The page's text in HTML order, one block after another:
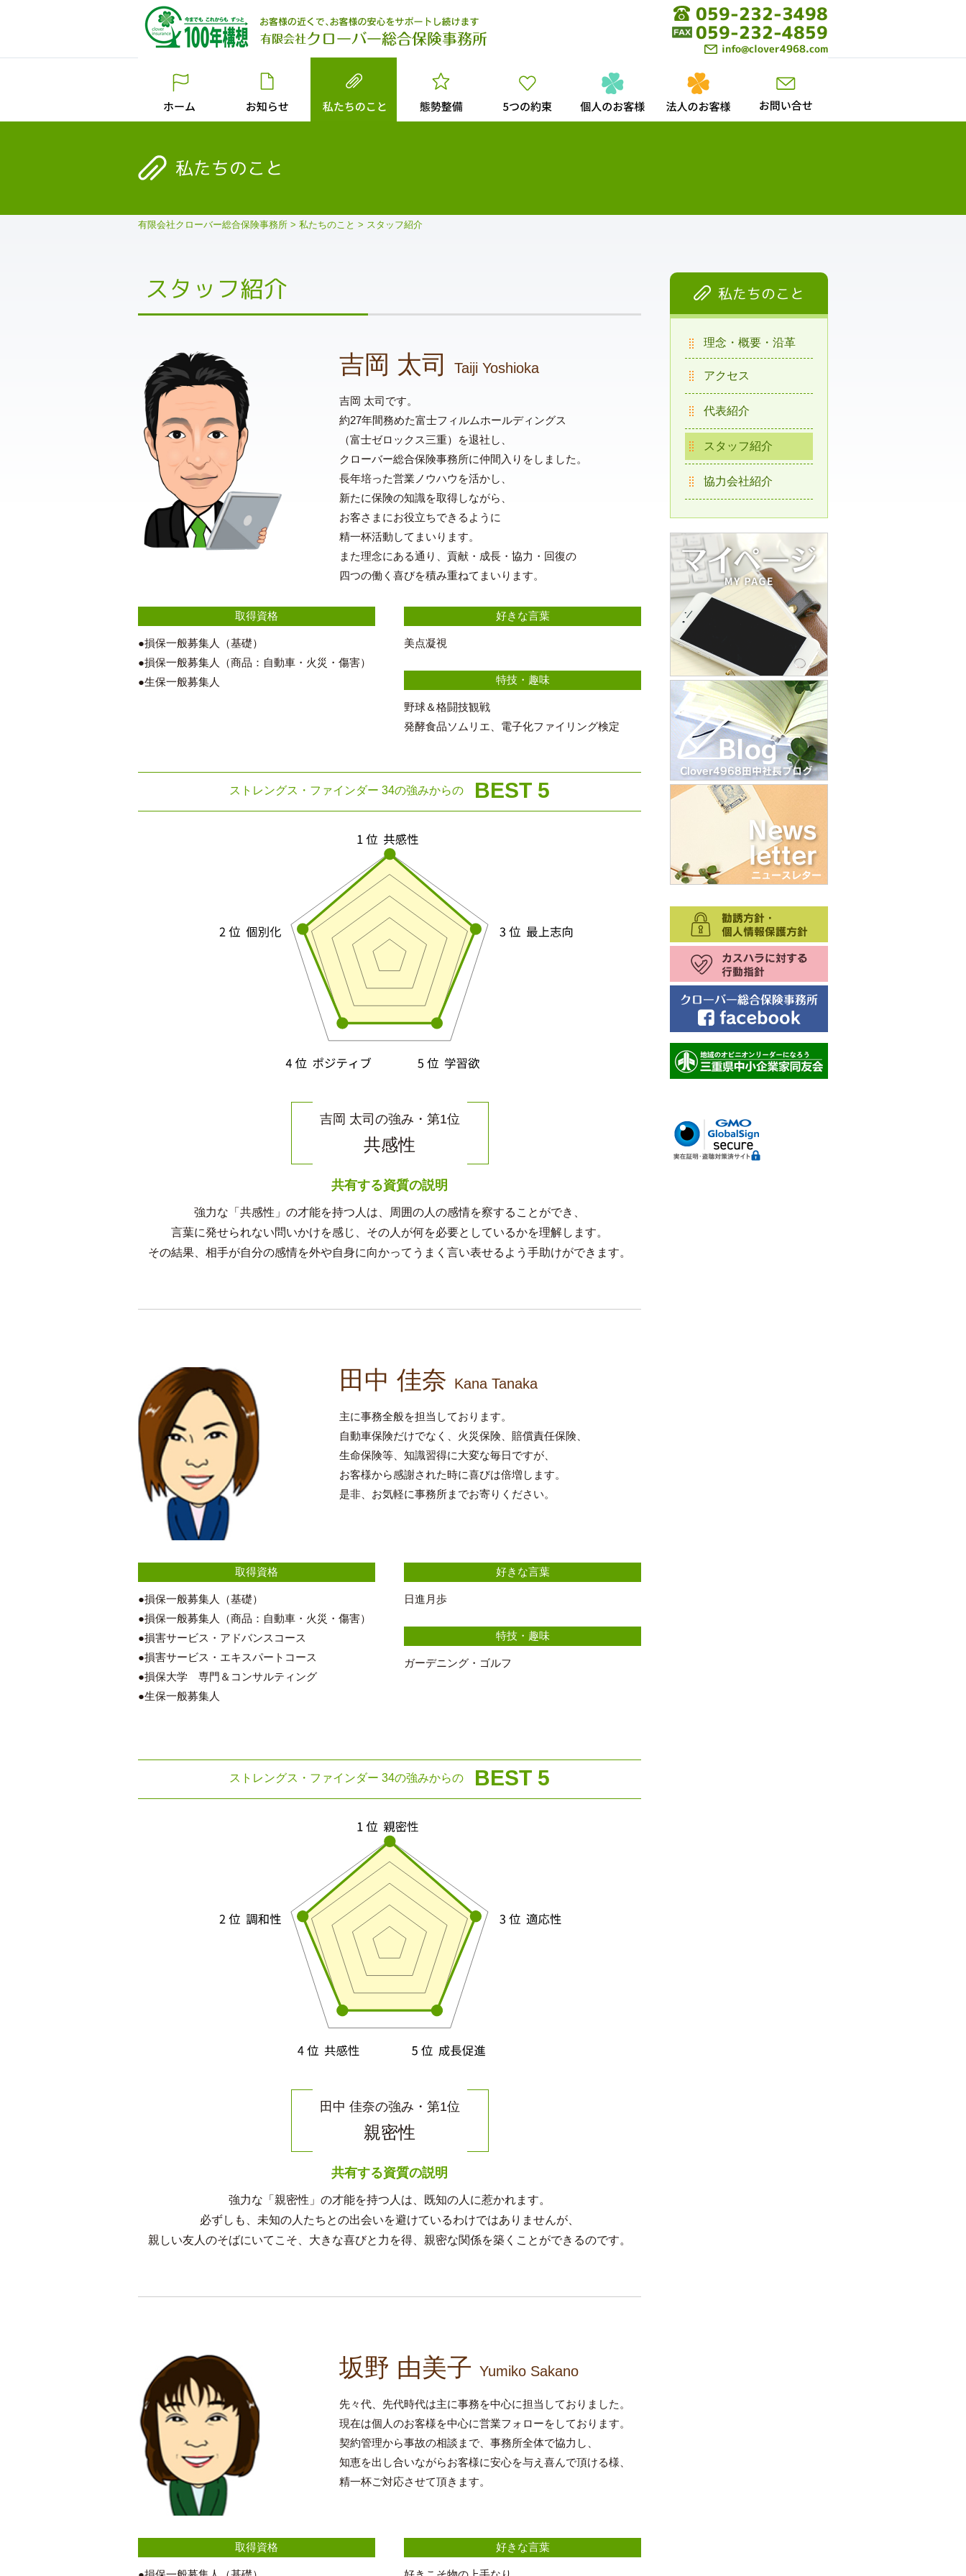
059-232-3498
059-232-4859
info@clover4968.com
私たちのこと
有限会社クローバー総合保険事務所 > 私たちのこと > スタッフ紹介
スタッフ紹介
吉岡 太司 Taiji Yoshioka
吉岡 太司です。
約27年間務めた富士フィルムホールディングス
（富士ゼロックス三重）を退社し、
クローバー総合保険事務所に仲間入りをしました。
長年培った営業ノウハウを活かし、
新たに保険の知識を取得しながら、
お客さまにお役立ちできるように
精一杯活動してまいります。
また理念にある通り、貢献・成長・協力・回復の
四つの働く喜びを積み重ねてまいります。
取得資格
●損保一般募集人（基礎）
●損保一般募集人（商品：自動車・火災・傷害）
●生保一般募集人
好きな言葉
美点凝視
特技・趣味
野球＆格闘技観戦
発酵食品ソムリエ、電子化ファイリング検定
ストレングス・ファインダー 34の強みからの BEST 5
吉岡 太司の強み・第1位
共感性
共有する資質の説明
強力な「共感性」の才能を持つ人は、周囲の人の感情を察することができ、
言葉に発せられない問いかけを感じ、その人が何を必要としているかを理解します。
その結果、相手が自分の感情を外や自身に向かってうまく言い表せるよう手助けができます。
田中 佳奈 Kana Tanaka
主に事務全般を担当しております。
自動車保険だけでなく、火災保険、賠償責任保険、
生命保険等、知識習得に大変な毎日ですが、
お客様から感謝された時に喜びは倍増します。
是非、お気軽に事務所までお寄りください。
取得資格
●損保一般募集人（基礎）
●損保一般募集人（商品：自動車・火災・傷害）
●損害サービス・アドバンスコース
●損害サービス・エキスパートコース
●損保大学 専門＆コンサルティング
●生保一般募集人
好きな言葉
日進月歩
特技・趣味
ガーデニング・ゴルフ
ストレングス・ファインダー 34の強みからの BEST 5
田中 佳奈の強み・第1位
親密性
共有する資質の説明
強力な「親密性」の才能を持つ人は、既知の人に惹かれます。
必ずしも、未知の人たちとの出会いを避けているわけではありませんが、
親しい友人のそばにいてこそ、大きな喜びと力を得、親密な関係を築くことができるのです。
坂野 由美子 Yumiko Sakano
先々代、先代時代は主に事務を中心に担当しておりました。
現在は個人のお客様を中心に営業フォローをしております。
契約管理から事故の相談まで、事務所全体で協力し、
知恵を出し合いながらお客様に安心を与え喜んで頂ける様、
精一杯ご対応させて頂きます。
取得資格 好きな言葉
私たちのこと
理念・概要・沿革
アクセス
代表紹介
スタッフ紹介
協力会社紹介